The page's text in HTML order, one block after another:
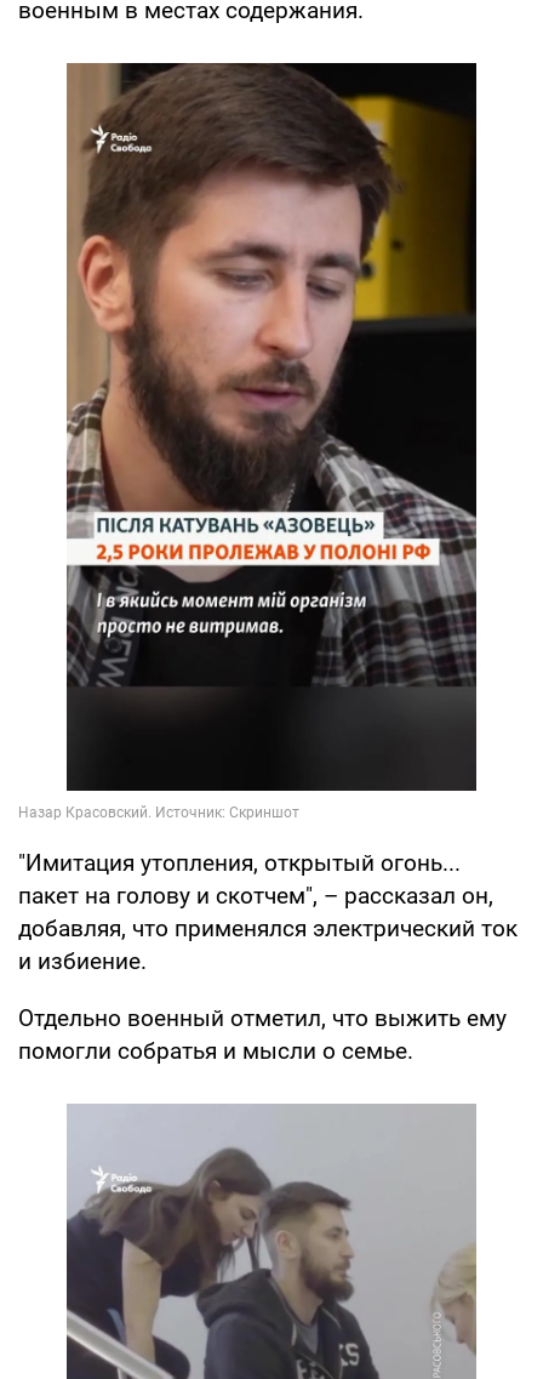
военным в местах содержания.
"Имитация утопления, открытый огонь...
пакет на голову и скотчем", – рассказал он,
добавляя, что применялся электрический ток
и избиение.
Отдельно военный отметил, что выжить ему
помогли собратья и мысли о семье.